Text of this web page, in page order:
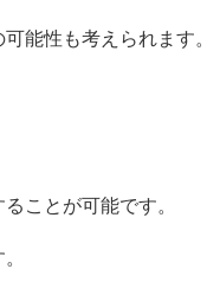
能性も考えられます。
ことが可能です。